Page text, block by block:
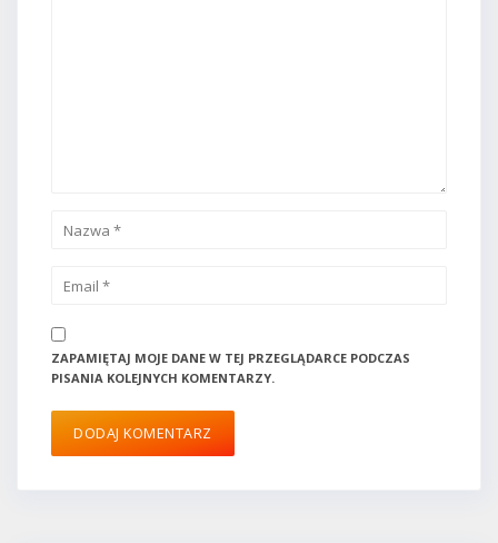
ZAPAMIĘTAJ MOJE DANE W TEJ PRZEGLĄDARCE PODCZAS
PISANIA KOLEJNYCH KOMENTARZY.